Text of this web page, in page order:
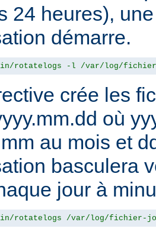
24 heures),
démarre.
rotatelogs -l /var/log/fichier-
crée les
où
au mois et
basculera
jour à
rotatelogs /var/log/fichier-